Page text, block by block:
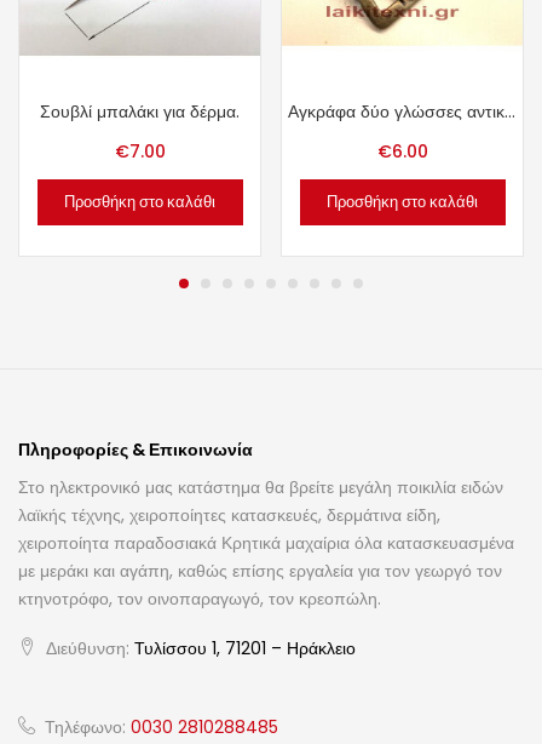
Σουβλί μπαλάκι για δέρμα.
€7.00
Προσθήκη στο καλάθι
Αγκράφα δύο γλώσσες αντικέ 3.7cm.
€6.00
Προσθήκη στο καλάθι
Πληροφορίες & Επικοινωνία
Στο ηλεκτρονικό μας κατάστημα θα βρείτε μεγάλη ποικιλία ειδών
λαϊκής τέχνης, χειροποίητες κατασκευές, δερμάτινα είδη,
χειροποίητα παραδοσιακά Κρητικά μαχαίρια όλα κατασκευασμένα
με μεράκι και αγάπη, καθώς επίσης εργαλεία για τον γεωργό τον
κτηνοτρόφο, τον οινοπαραγωγό, τον κρεοπώλη.
Διεύθυνση: Τυλίσσου 1, 71201 – Ηράκλειο
Τηλέφωνο: 0030 2810288485